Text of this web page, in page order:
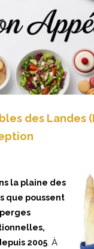
des Landes
la plaine des
que poussent
2005. À